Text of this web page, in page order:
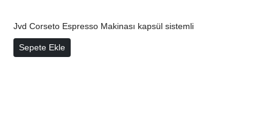
Jvd Corseto Espresso Makinası kapsül sistemli
Sepete Ekle